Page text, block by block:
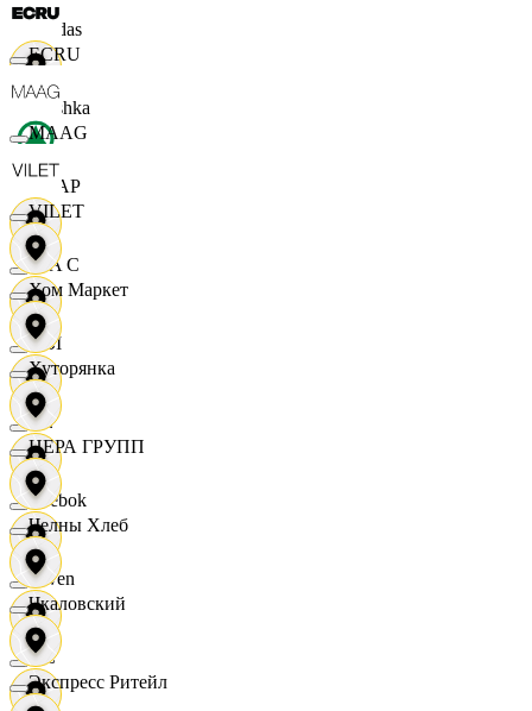
Adidas
Bershka
СПАР
M A C
OBI
RE
Reebok
Seven
XC
ECRU
MAAG
VILET
Хом Маркет
Хуторянка
ЦЕРА ГРУПП
Челны Хлеб
Чкаловский
Экспресс Ритейл